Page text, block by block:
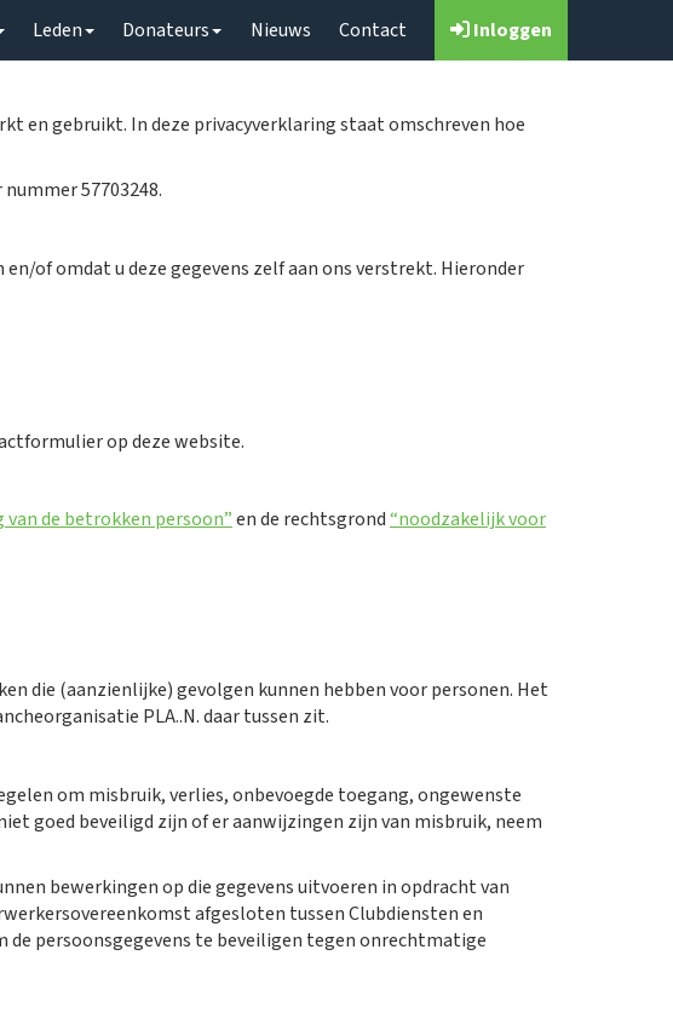
Leden Donateurs Nieuws Contact Inloggen
en gebruikt. In deze privacyverklaring staat omschreven hoe
57703248.
of omdat u deze gegevens zelf aan ons verstrekt. Hieronder
op deze website.
de betrokken persoon”en de rechtsgrond“noodzakelijk voor
die (aanzienlijke) gevolgen kunnen hebben voor personen. Het
PLA..N. daar tussen zit.
om misbruik, verlies, onbevoegde toegang, ongewenste
goed beveiligd zijn of er aanwijzingen zijn van misbruik, neem
bewerkingen op die gegevens uitvoeren in opdracht van
afgesloten tussen Clubdiensten en
de persoonsgegevens te beveiligen tegen onrechtmatige